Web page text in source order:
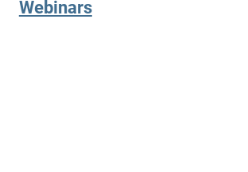
Webinars